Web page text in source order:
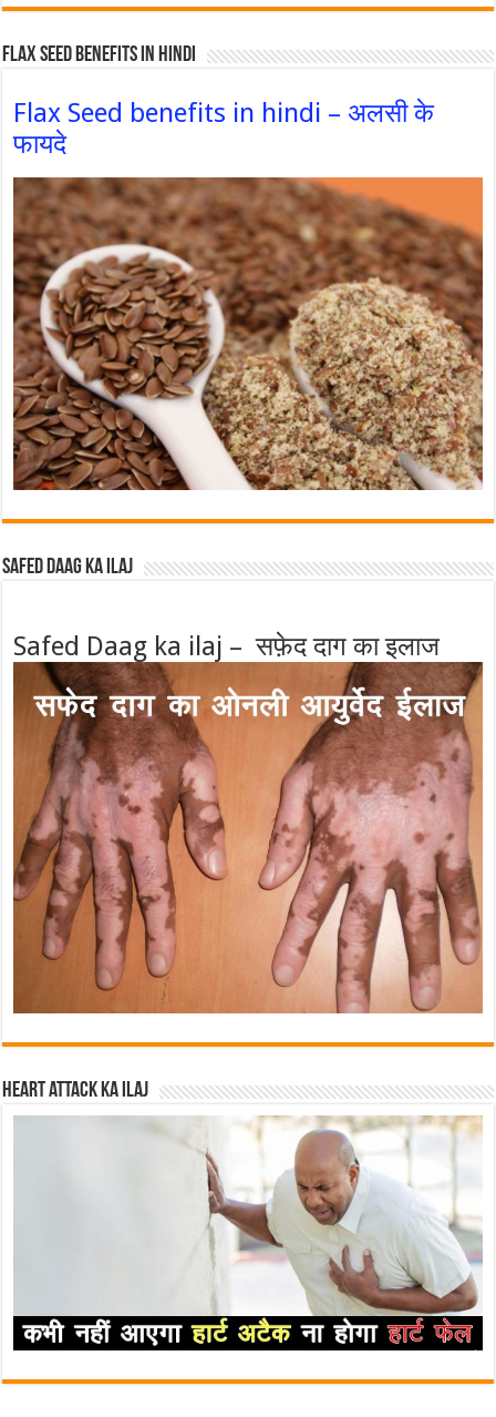
Flax Seed Benefits in hindi
Flax Seed benefits in hindi – अलसी के
फायदे
Safed Daag ka ilaj
Safed Daag ka ilaj – सफ़ेद दाग का इलाज
Heart attack ka ilaj